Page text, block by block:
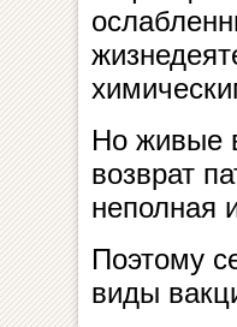
Но живые
возврат
неполная
Поэтому
виды